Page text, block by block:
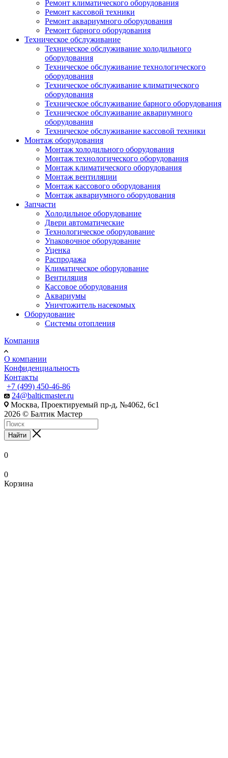
Ремонт климатического оборудования
Ремонт кассовой техники
Ремонт аквариумного оборудования
Ремонт барного оборудования
Техническое обслуживание
Техническое обслуживание холодильного
оборудования
Техническое обслуживание технологического
оборудования
Техническое обслуживание климатического
оборудования
Техническое обслуживание барного оборудования
Техническое обслуживание аквариумного
оборудования
Техническое обслуживание кассовой техники
Монтаж оборудования
Монтаж холодильного оборудования
Монтаж технологического оборудования
Монтаж климатического оборудования
Монтаж вентиляции
Монтаж кассового оборудования
Монтаж аквариумного оборудования
Запчасти
Холодильное оборудование
Двери автоматические
Технологическое оборудование
Упаковочное оборудование
Уценка
Распродажа
Климатическое оборудование
Вентиляция
Кассовое оборудования
Аквариумы
Уничтожитель насекомых
Оборудование
Системы отопления
Компания
О компании
Конфиденциальность
Контакты
+7 (499) 450-46-86
24@balticmaster.ru
Москва, Проектируемый пр-д, №4062, 6с1
2026 © Балтик Мастер
Найти
0
0
Корзина